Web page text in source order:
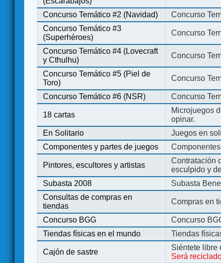
Concurso Temático #2 (Navidad)
Concurso
Concurso Temático #3
(Superhéroes)
Concurso
Concurso Temático #4 (Lovecraft
y Cthulhu)
Concurso
Concurso Temático #5 (Piel de
Toro)
Concurso
Concurso Temático #6 (NSR) Concurso
18 cartas
Microjuegos
opinar.
En Solitario
Juegos en
Componentes y partes de juegos
Pintores, escultores y artistas
Contratación
esculpido y
Subasta 2008
Subasta
Consultas de compras en
tiendas
Compras en
Concurso BGG
Concurso
Tiendas físicas en el mundo
Tiendas
Cajón de sastre
Siéntete libre
Será